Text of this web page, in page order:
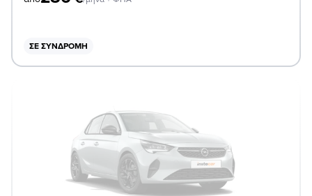
ΣΕ ΣΥΝΔΡΟΜΉ